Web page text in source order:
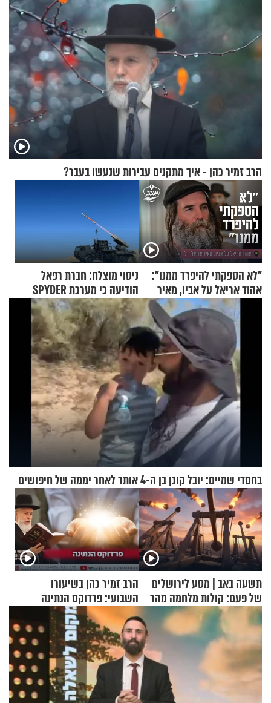
הרב זמיר כהן - איך מתקנים עבירות שנעשו בעבר?
"לא הספקתי להיפרד ממנו":
אהוד אריאל על אביו, מאיר
אריאל ז"ל
ניסוי מוצלח: חברת רפאל
הודיעה כי מערכת SPYDER
הצליחה ליירט כטב"ם
בחסדי שמיים: יובל קוגן בן ה-4 אותר לאחר יממה של חיפושים
תשעה באב | מסע לירושלים
של פעם: קולות מלחמה מהר
הזיתים
הרב זמיר כהן בשיעורו
השבועי: פרדוקס הנתינה